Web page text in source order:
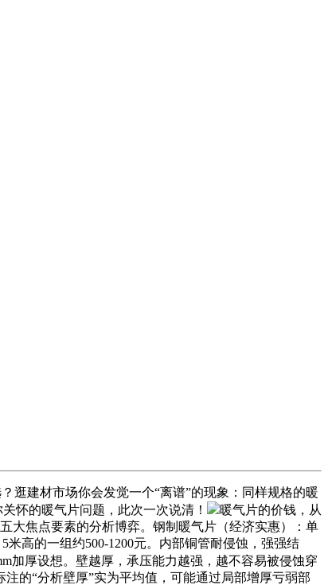
建材市场你会发觉一个“离谱”的现象：同样规格的暖
怀的暖气片问题，此次一次说清！
暖气片的价钱，从
大焦点要素的分析博弈。钢制暖气片（经济实惠）：单
米高的一组约500-1200元。内部铜管耐侵蚀，强强结
加厚设想。壁越厚，承压能力越强，越不容易被侵蚀穿
的“分析壁厚”实为平均值，可能通过局部增厚亏弱部